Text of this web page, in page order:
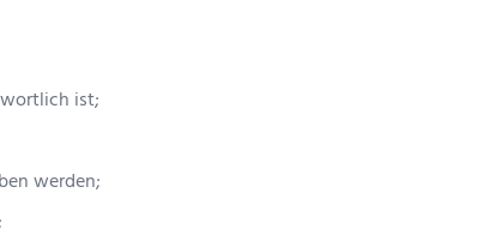
ist;
werden;